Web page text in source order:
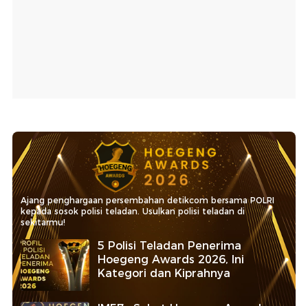
Ajang penghargaan persembahan detikcom bersama POLRI
kepada sosok polisi teladan. Usulkan polisi teladan di
sekitarmu!
5 Polisi Teladan Penerima
Hoegeng Awards 2026, Ini
Kategori dan Kiprahnya